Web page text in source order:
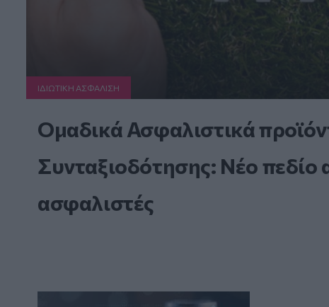
ΙΔΙΩΤΙΚΗ ΑΣΦAΛΙΣΗ
Ομαδικά Ασφαλιστικά
Συνταξιοδότησης: Νέο πεδίο
ασφαλιστές